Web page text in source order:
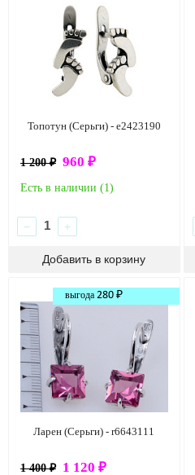
Топотун (Серьги) - e2423190
1 200 ₽ 960 ₽
Есть в наличии (1)
− +
выгода 280 ₽
Ларен (Серьги) - r6643111
1 400 ₽ 1 120 ₽